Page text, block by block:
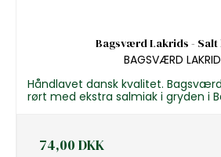
Bagsværd Lakrids -
BAGSVÆRD
Håndlavet dansk kvalitet.
rørt med ekstra salmiak i gryden i
74,00 DKK